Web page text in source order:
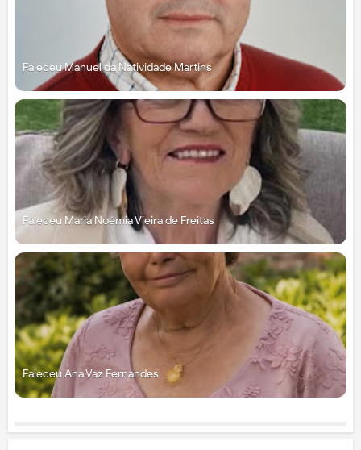
Faleceu Manuel da Natividade Martins
Faleceu Maria Noémia Vieira de Freitas
Faleceu Ana Vaz Fernandes